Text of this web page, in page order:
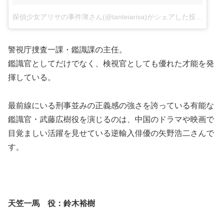
探偵少女アリサの事件簿さん(@tanteiarisa)がシェアした投稿
警視庁捜査一課・鑑識課の主任。
鑑識官としてだけでなく、検視官としても優れた才能を発
揮している。
最前線にいる刑事並みの正義感の強さを誇っている有能な
鑑識官・武藤広樹役を演じるのは、中国のドラマや映画で
目覚ましい活躍を見せている逆輸入俳優の矢野浩二さんで
す。
天笠一馬 役： 鈴木裕樹